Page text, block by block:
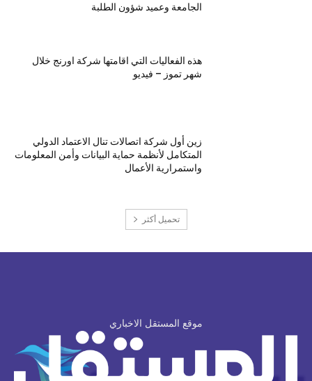
الجامعة وعميد شؤون الطلبة
هذه الفعاليات التي اقامتها شركة اورنج خلال
شهر تموز – فيديو
زين أول شركة اتصالات تنال الاعتماد الدولي
المتكامل لأنظمة حماية البيانات وأمن المعلومات
واستمرارية الأعمال
تحميل أكثر
موقع المستقل الاخباري